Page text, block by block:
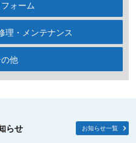
ォーム
理・メンテナンス
他
らせ お知らせ一覧